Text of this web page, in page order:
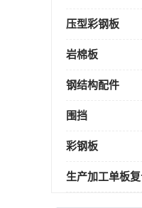
压型彩钢板
岩棉板
钢结构配件
围挡
彩钢板
生产加工单板